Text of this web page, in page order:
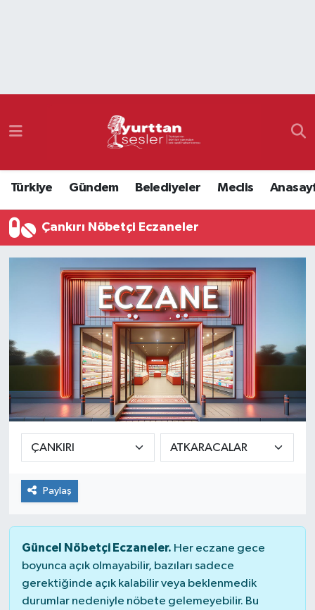
Türkiye Gündem Belediyeler Meclis
Çankırı Nöbetçi Eczaneler
Paylaş
Güncel Nöbetçi Eczaneler. Her eczane gece
boyunca açık olmayabilir, bazıları sadece
gerektiğinde açık kalabilir veya beklenmedik
durumlar nedeniyle nöbete gelemeyebilir. Bu
Namaz Vakitleri
Süper Lig Puan Durumu ve Fikstür
Tüm Manşetler
Son Dakika Haberleri
Haber Arşivi